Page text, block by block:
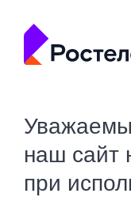
наш сайт
при